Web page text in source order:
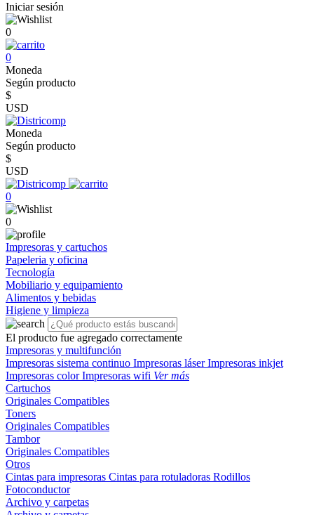
Iniciar sesión
0
0
Moneda
Según producto
$
USD
Moneda
Según producto
$
USD
0
0
Impresoras y cartuchos
Papeleria y oficina
Tecnología
Mobiliario y equipamiento
Alimentos y bebidas
Higiene y limpieza
El producto fue agregado correctamente
Impresoras y multifunción
Impresoras sistema continuo Impresoras láserImpresoras inkjet
Impresoras colorImpresoras wifi Ver más
Cartuchos
Originales Compatibles
Toners
Originales Compatibles
Tambor
Originales Compatibles
Otros
Cintas para impresoras Cintas para rotuladoras Rodillos
Fotoconductor
Archivo y carpetas